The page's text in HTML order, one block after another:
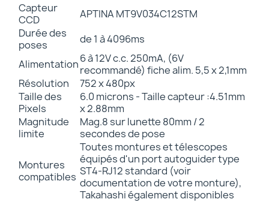
Capteur
CCD
APTINA MT9V034C12STM
Durée des
poses
de 1 à 4096ms
Alimentation6 à 12V c.c. 250mA, (6V
recommandé) fiche alim. 5,5 x 2,1mm
Résolution
752 x 480px
Taille des
Pixels
6.0 microns - Taille capteur :4.51mm
x 2.88mm
Magnitude
limite
Mag.8 sur lunette 80mm / 2
secondes de pose
Montures
compatibles
Toutes montures et télescopes
équipés d'un port autoguider type
ST4-RJ12 standard (voir
documentation de votre monture),
Takahashi également disponibles